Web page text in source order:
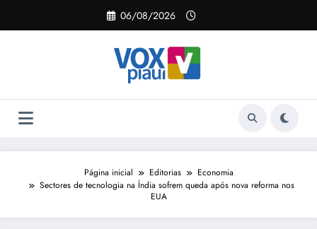
o
06/08/2026
Página inicial Editorias
Economia
Sectores de tecnologia na Índia sofrem queda após nova reforma nos
EUA